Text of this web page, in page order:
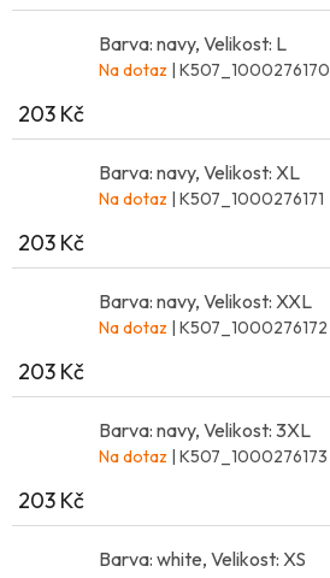
Barva: navy, Velikost: L
Na dotaz | K507_1000276170
203 Kč
Barva: navy, Velikost: XL
Na dotaz | K507_1000276171
203 Kč
Barva: navy, Velikost: XXL
Na dotaz | K507_1000276172
203 Kč
Barva: navy, Velikost: 3XL
Na dotaz | K507_1000276173
203 Kč
Barva: white, Velikost: XS